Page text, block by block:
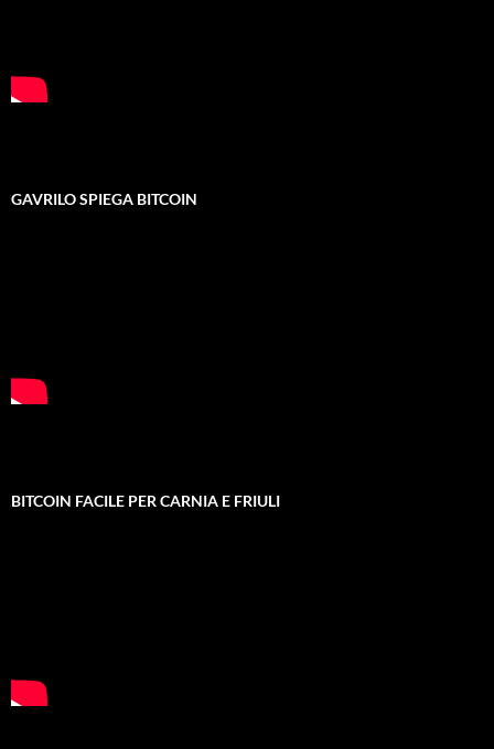
GAVRILO SPIEGA BITCOIN
BITCOIN FACILE PER CARNIA E FRIULI